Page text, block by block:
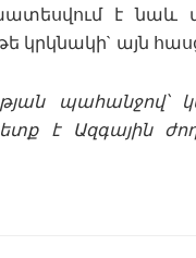
է նաև
կրկնակի` այն
պահանջով՝
է Ազգային